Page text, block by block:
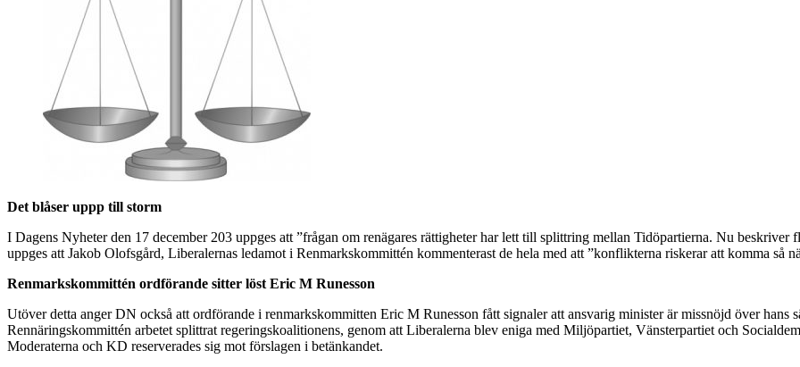
Det blåser uppp till storm
I Dagens Nyheter den 17 december 203 uppges att ”frågan om renägares rättigheter har lett till splittring mellan Tidöpartierna. Nu beskriver
uppges att Jakob Olofsgård, Liberalernas ledamot i Renmarkskommittén kommenterast de hela med att ”konflikterna riskerar att komma så
Renmarkskommittén ordförande sitter löst Eric M Runesson
Utöver detta anger DN också att ordförande i renmarkskommitten Eric M Runesson fått signaler att ansvarig minister är missnöjd över hans
Rennäringskommittén arbetet splittrat regeringskoalitionens, genom att Liberalerna blev eniga med Miljöpartiet, Vänsterpartiet och
Moderaterna och KD reserverades sig mot förslagen i betänkandet.